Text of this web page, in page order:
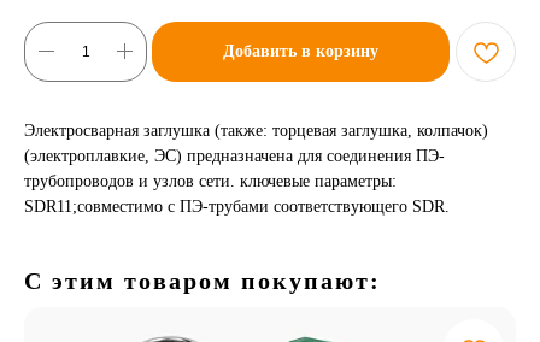
Добавить в корзину
Электросварная заглушка (также: торцевая заглушка, колпачок)
(электроплавкие, ЭС) предназначена для соединения ПЭ-
трубопроводов и узлов сети. ключевые параметры:
SDR11;совместимо с ПЭ-трубами соответствующего SDR.
С этим товаром покупают: